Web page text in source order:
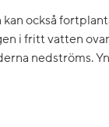
också
i fritt vatten
nedströms.